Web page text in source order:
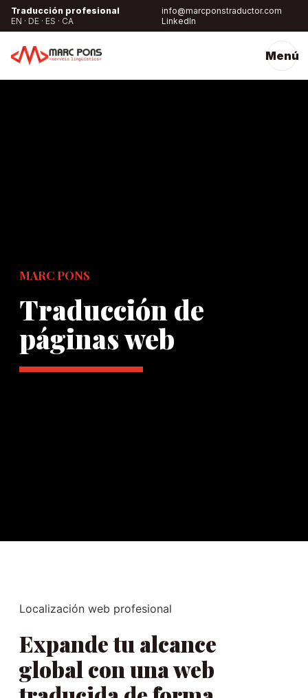
Traducción profesional
EN · DE · ES · CA
info@marcponstraductor.com
LinkedIn
Menú
MARC PONS
Traducción de
páginas web
Localización web profesional
Expande tu alcance
global con una web